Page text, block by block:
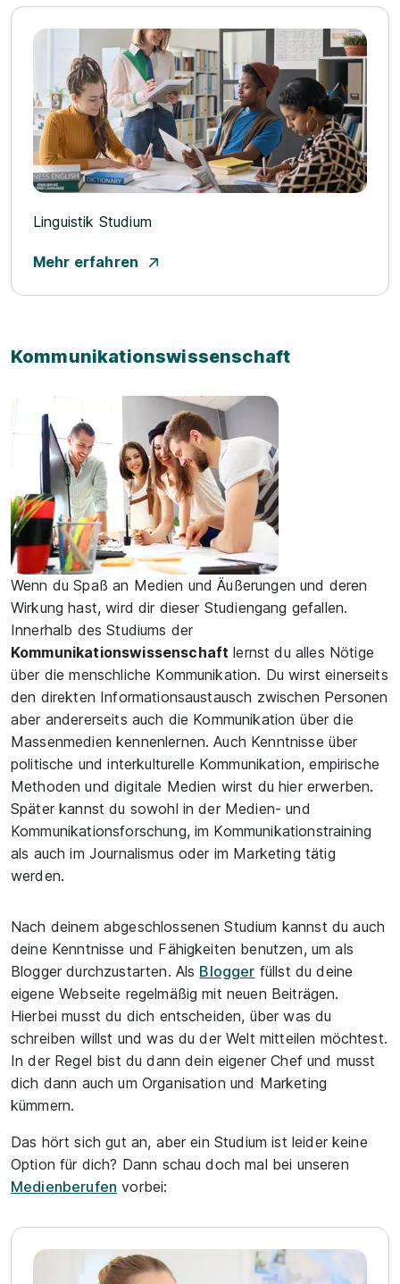
Linguistik Studium
Mehr erfahren
Kommunikationswissenschaft
Wenn du Spaß an Medien und Äußerungen und deren
Wirkung hast, wird dir dieser Studiengang gefallen.
Innerhalb des Studiums der
Kommunikationswissenschaft lernst du alles Nötige
über die menschliche Kommunikation. Du wirst einerseits
den direkten Informationsaustausch zwischen Personen
aber andererseits auch die Kommunikation über die
Massenmedien kennenlernen. Auch Kenntnisse über
politische und interkulturelle Kommunikation, empirische
Methoden und digitale Medien wirst du hier erwerben.
Später kannst du sowohl in der Medien- und
Kommunikationsforschung, im Kommunikationstraining
als auch im Journalismus oder im Marketing tätig
werden.
Nach deinem abgeschlossenen Studium kannst du auch
deine Kenntnisse und Fähigkeiten benutzen, um als
Blogger durchzustarten. Als Blogger füllst du deine
eigene Webseite regelmäßig mit neuen Beiträgen.
Hierbei musst du dich entscheiden, über was du
schreiben willst und was du der Welt mitteilen möchtest.
In der Regel bist du dann dein eigener Chef und musst
dich dann auch um Organisation und Marketing
kümmern.
Das hört sich gut an, aber ein Studium ist leider keine
Option für dich? Dann schau doch mal bei unseren
Medienberufen vorbei: